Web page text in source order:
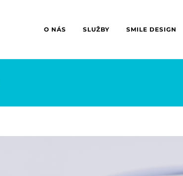
O NÁS SLUŽBY SMILE DESIGN